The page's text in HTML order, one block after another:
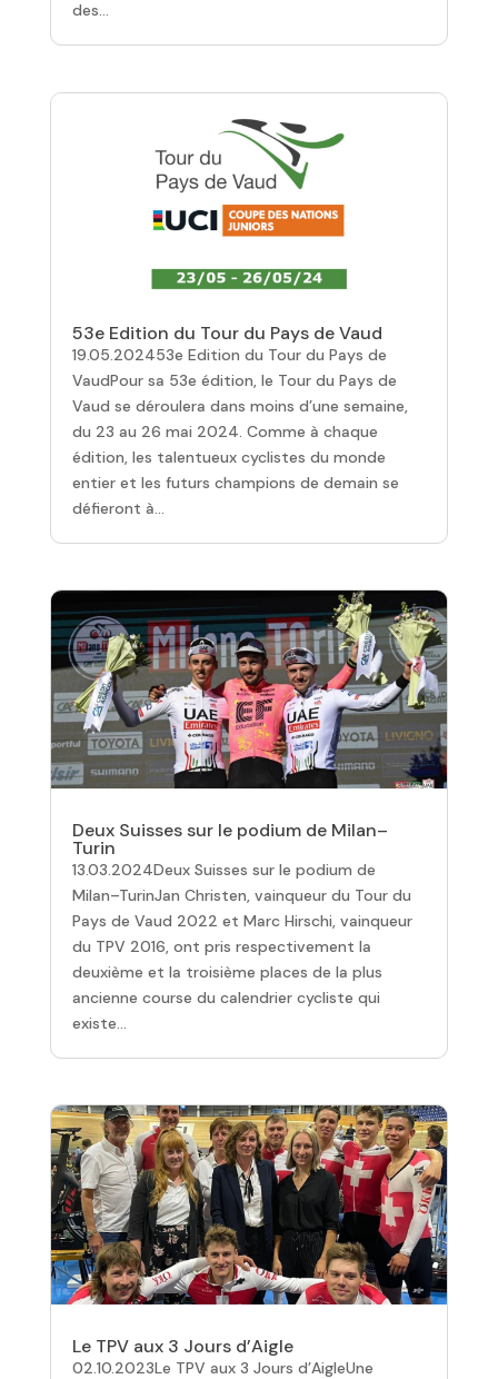
des...
53e Edition du Tour du Pays de Vaud
19.05.202453e Edition du Tour du Pays de
VaudPour sa 53e édition, le Tour du Pays de
Vaud se déroulera dans moins d’une semaine,
du 23 au 26 mai 2024. Comme à chaque
édition, les talentueux cyclistes du monde
entier et les futurs champions de demain se
défieront à...
Deux Suisses sur le podium de Milan–
Turin
13.03.2024Deux Suisses sur le podium de
Milan–TurinJan Christen, vainqueur du Tour du
Pays de Vaud 2022 et Marc Hirschi, vainqueur
du TPV 2016, ont pris respectivement la
deuxième et la troisième places de la plus
ancienne course du calendrier cycliste qui
existe...
Le TPV aux 3 Jours d’Aigle
02.10.2023Le TPV aux 3 Jours d’AigleUne